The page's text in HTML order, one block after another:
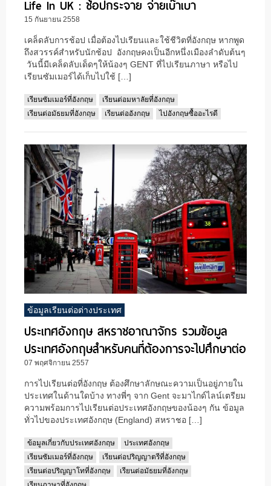
Life In UK : ช้อปกระจาย จ่ายเบ๊าเบา
15 กันยายน 2558
เคล็ดลับการช้อป เมื่อต้องไปเรียนและใช้ชีวิตที่อังกฤษ หากพูด
ถึงสวรรค์สำหรับนักช้อป อังกฤษคงเป็นอีกหนึ่งเมืองลำดับต้นๆ
วันนี้มีเคล็ดลับเด็ดๆให้น้องๆ GENT ที่ไปเรียนภาษา หรือไป
เรียนซัมเมอร์ได้เก็บไปใช้ […]
เรียนซัมเมอร์ที่อังกฤษ
เรียนต่อมหาลัยที่อังกฤษ
เรียนต่อมัธยมที่อังกฤษ
เรียนต่ออังกฤษ ไปอังกฤษซื้ออะไรดี
ข้อมูลเรียนต่อต่างประเทศ
ประเทศอังกฤษ สหราชอาณาจักร รวมข้อมูล
ประเทศอังกฤษสำหรับคนที่ต้องการจะไปศึกษาต่อ
07 พฤศจิกายน 2557
การไปเรียนต่อที่อังกฤษ ต้องศึกษาลักษณะความเป็นอยู่ภายใน
ประเทศในด้านใดบ้าง ทางพี่ๆ จาก Gent จะมาไกด์ไลน์เตรียม
ความพร้อมการไปเรียนต่อประเทศอังกฤษของน้องๆ กัน ข้อมูล
ทั่วไปของประเทศอังกฤษ (England) สหราชอ […]
ข้อมูลเกี่ยวกับประเทศอังกฤษ
ประเทศอังกฤษ
เรียนซัมเมอร์ที่อังกฤษ
เรียนต่อปริญญาตรีที่อังกฤษ
เรียนต่อปริญญาโทที่อังกฤษ
เรียนต่อมัธยมที่อังกฤษ